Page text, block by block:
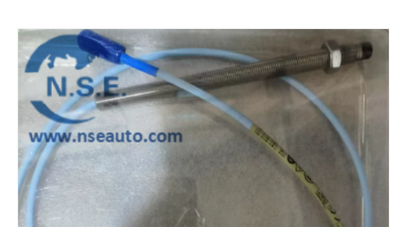
مدار به‌عنوان مرکز عصبی سیستم عمل می‌کنند و مسئول کنترل دقیق
موتور برای دستیابی به مشخصات عملکردی موردنیاز، مانند سرعت
چرخش و گشتاور، هستند. پرسش: GE IS200VCMIH2CAA برای چه 29